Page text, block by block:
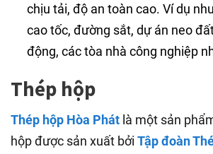
chịu tải, độ an toàn cao. Ví dụ
cao tốc, đường sắt, dự án neo
động, các tòa nhà công nghiệp
Thép hộp
Thép hộp Hòa Phát là một sản
hộp được sản xuất bởi Tập đoàn